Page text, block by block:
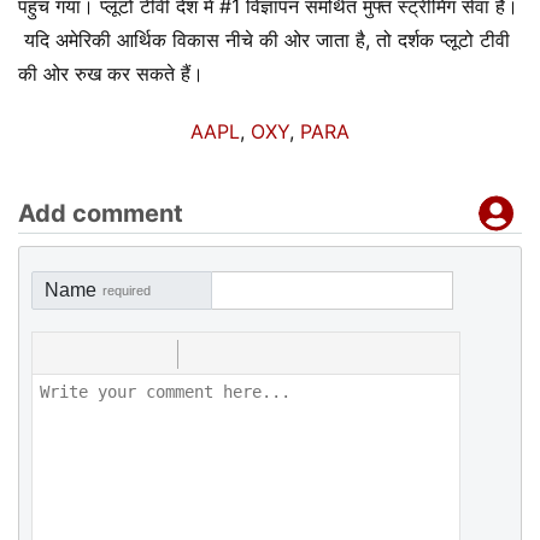
पहुंच गया। प्लूटो टीवी देश में #1 विज्ञापन समर्थित मुफ्त स्ट्रीमिंग सेवा है।
यदि अमेरिकी आर्थिक विकास नीचे की ओर जाता है, तो दर्शक प्लूटो टीवी
की ओर रुख कर सकते हैं।
AAPL, OXY, PARA
Add comment
Name required